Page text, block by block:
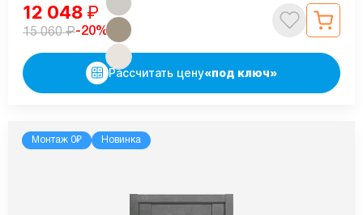
12 048 ₽
15 060₽-20%
Рассчитать цену«под ключ»
Монтаж 0₽ Новинка